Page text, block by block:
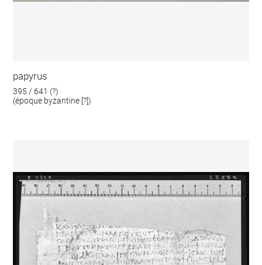
papyrus
395 / 641 (?)
(époque byzantine [?])